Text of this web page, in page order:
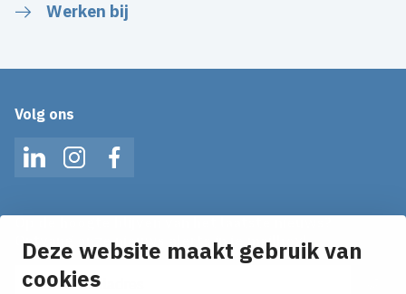
Deze website maakt gebruik van
cookies
Werken bij
Volg ons
LinkedInInstagramFacebook
Ontvang onze nieuws alerts in je mailbox!
E-mailadres